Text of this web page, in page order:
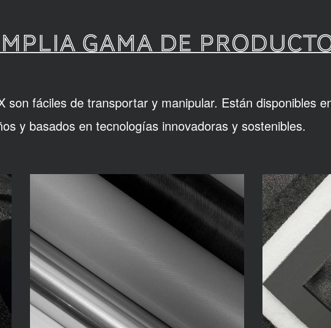
GAMA DE
son fáciles de transportar y manipular. Están disponibles
y basados en tecnologías innovadoras y sostenibles.